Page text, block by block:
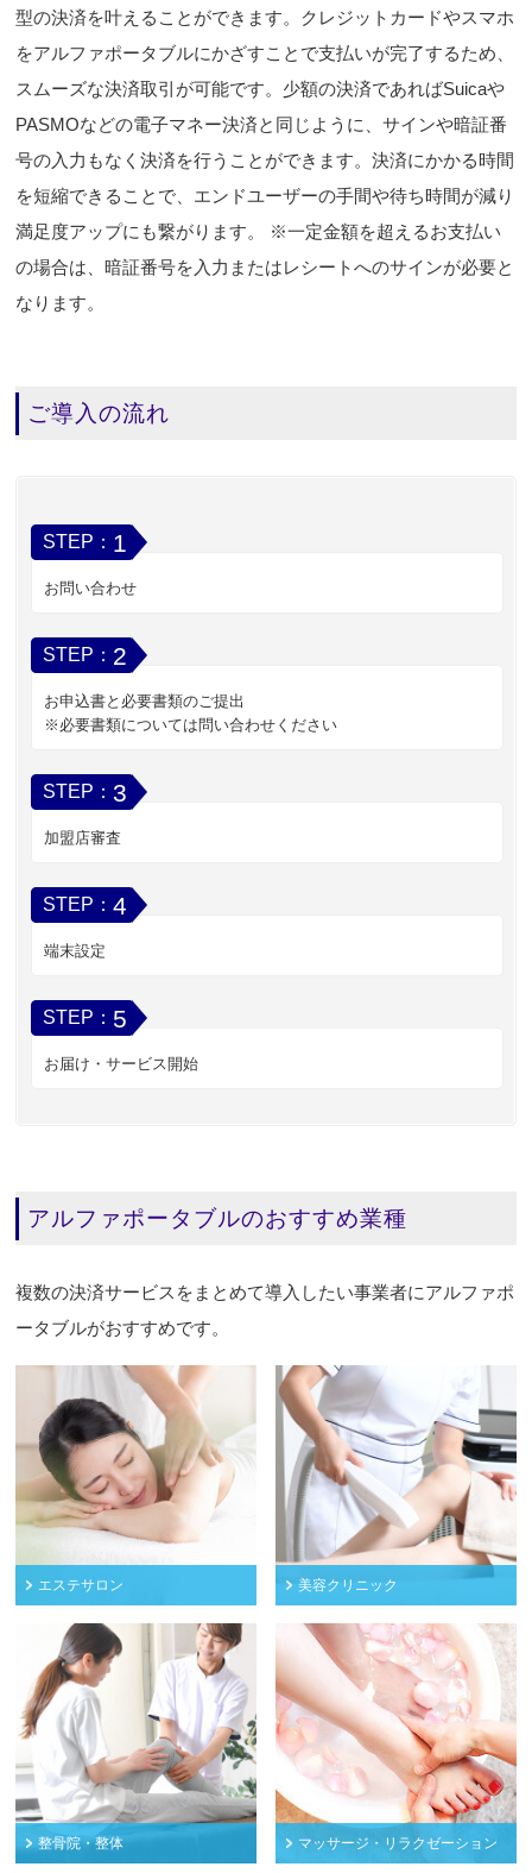
型の決済を叶えることができます。クレジットカードやスマホ
をアルファポータブルにかざすことで支払いが完了するため、
スムーズな決済取引が可能です。少額の決済であればSuicaや
PASMOなどの電子マネー決済と同じように、サインや暗証番
号の入力もなく決済を行うことができます。決済にかかる時間
を短縮できることで、エンドユーザーの手間や待ち時間が減り
満足度アップにも繋がります。 ※一定金額を超えるお支払い
の場合は、暗証番号を入力またはレシートへのサインが必要と
なります。
ご導入の流れ
STEP： 1
お問い合わせ
STEP： 2
お申込書と必要書類のご提出
※必要書類については問い合わせください
STEP： 3
加盟店審査
STEP：4
端末設定
STEP： 5
お届け・サービス開始
アルファポータブルのおすすめ業種
複数の決済サービスをまとめて導入したい事業者にアルファポ
ータブルがおすすめです。
エステサロン 美容クリニック
整骨院・整体 マッサージ・リラクゼーション